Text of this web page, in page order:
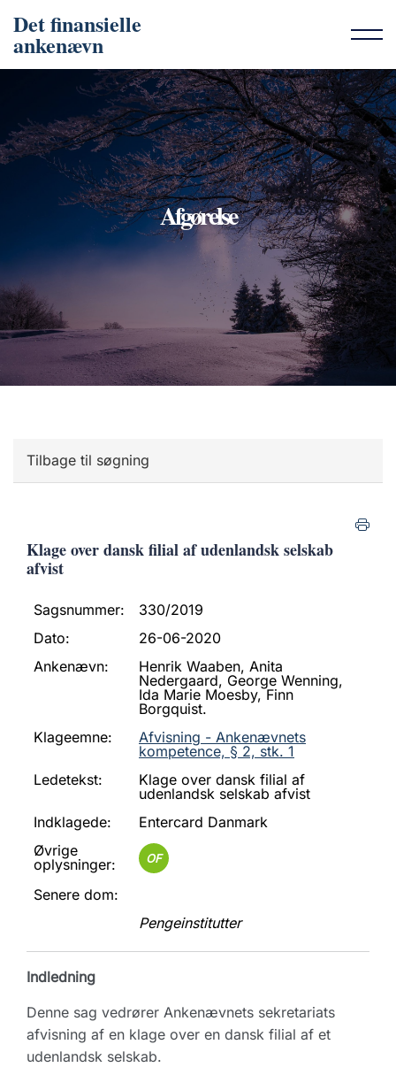
Det finansielle
ankenævn
Afgørelse
Tilbage til søgning
Klage over dansk filial af udenlandsk selskab
afvist
Sagsnummer:
330/2019
Dato:
26-06-2020
Ankenævn:
Henrik Waaben, Anita
Nedergaard, George Wenning,
Ida Marie Moesby, Finn
Borgquist.
Klageemne:
Afvisning - Ankenævnets
kompetence, § 2, stk. 1
Ledetekst:
Klage over dansk filial af
udenlandsk selskab afvist
Indklagede:
Entercard Danmark
Øvrige
oplysninger:
OF
Senere dom:
Pengeinstitutter
Indledning
Denne sag vedrører Ankenævnets sekretariats
afvisning af en klage over en dansk filial af et
udenlandsk selskab.